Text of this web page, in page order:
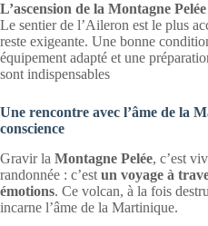
L’ascension de la Montagne
Le sentier de l’Aileron est le plus
reste exigeante. Une bonne
équipement adapté et une
sont indispensables
Une rencontre avec l’âme de la
conscience
Gravir la Montagne Pelée, c’est
randonnée : c’est un voyage à
émotions. Ce volcan, à la fois
incarne l’âme de la Martinique.